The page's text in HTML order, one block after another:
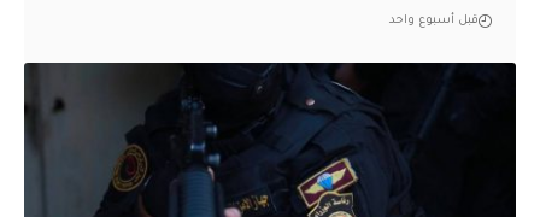
قبل أسبوع واحد